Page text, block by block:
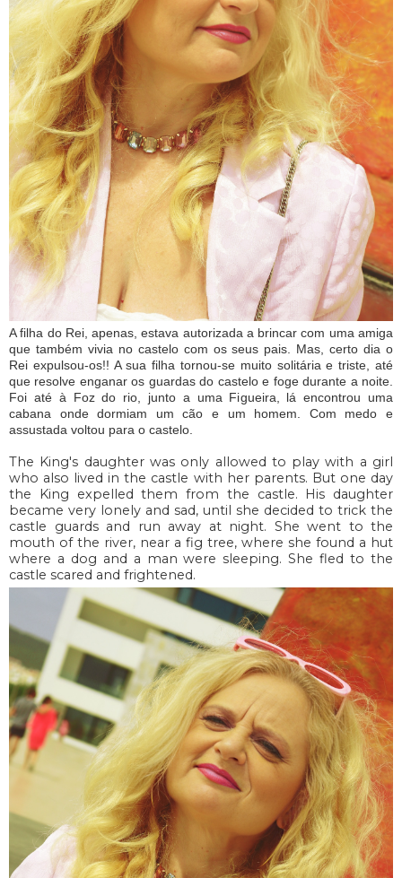
A filha do Rei, apenas, estava autorizada a brincar com uma amiga
que também vivia no castelo com os seus pais. Mas, certo dia o
Rei expulsou-os!! A sua filha tornou-se muito solitária e triste, até
que resolve enganar os guardas do castelo e foge durante a noite.
Foi até à Foz do rio, junto a uma Figueira, lá encontrou uma
cabana onde dormiam um cão e um homem. Com medo e
assustada voltou para o castelo.
The King's daughter was only allowed to play with a girl
who also lived in the castle with her parents. But one day
the King expelled them from the castle. His daughter
became very lonely and sad, until she decided to trick the
castle guards and run away at night. She went to the
mouth of the river, near a fig tree, where she found a hut
where a dog and a man were sleeping. She fled to the
castle scared and frightened.